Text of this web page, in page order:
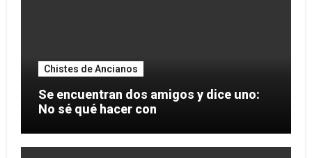
Chistes de Ancianos
Se encuentran dos amigos y dice uno:
No sé qué hacer con